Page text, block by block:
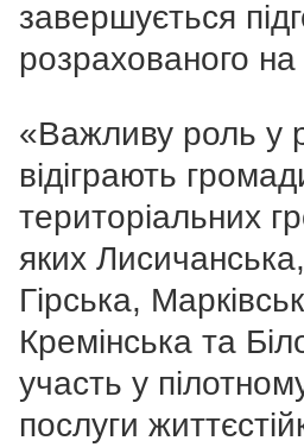
завершується
розрахованого на
«Важливу роль у
відіграють
територіальних
яких
Гірська,
Кремінська та
участь у
послуги